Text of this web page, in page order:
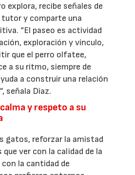
explora, recibe señales de
tutor y comparte una
“El paseo es actividad
exploración y vínculo,
que el perro olfatee,
a su ritmo, siempre de
a construir una relación
señala Díaz.
y respeto a su
gatos, reforzar la amistad
ver con la calidad de la
la cantidad de